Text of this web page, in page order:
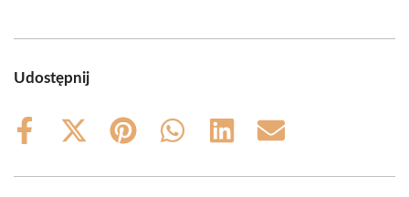
Udostępnij
Share
Share
(Twitter)
Share
Share
Share
Share